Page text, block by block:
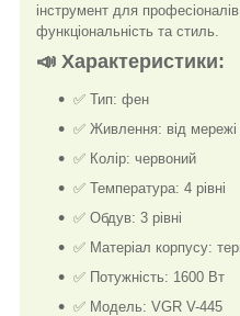
інструмент для
функціональність та стиль.
📣 Характеристики:
✅ Тип: фен
✅ Живлення: від
✅ Колір: червоний
✅ Температура: 4 рівні
✅ Обдув: 3 рівні
✅ Матеріал корпусу:
✅ Потужність: 1600 Вт
✅ Модель: VGR V-445